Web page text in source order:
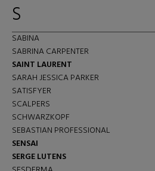
S
SABINA
SABRINA CARPENTER
SAINT LAURENT
SARAH JESSICA PARKER
SATISFYER
SCALPERS
SCHWARZKOPF
SEBASTIAN PROFESSIONAL
SENSAI
SERGE LUTENS